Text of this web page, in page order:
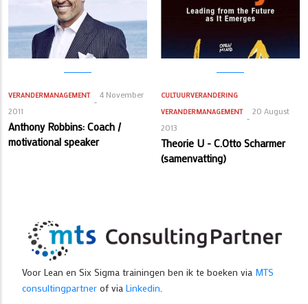
VERANDERMANAGEMENT
4 November
2011
Anthony Robbins: Coach /
motivational speaker
CULTUURVERANDERING
VERANDERMANAGEMENT
20 August
2013
Theorie U - C.Otto Scharmer
(samenvatting)
Voor Lean en Six Sigma trainingen ben ik te boeken via MTS
consultingpartner of via Linkedin.